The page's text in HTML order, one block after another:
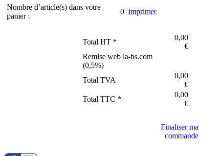
Nombre d’article(s) dans votre
panier :
0 Imprimer
Total HT *
0,00
€
Remise web la-bs.com
(0,5%)
Total TVA
0,00
€
Total TTC *
0,00
€
Finaliser ma
commande